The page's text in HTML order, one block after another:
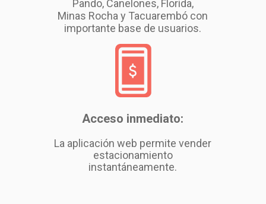
Pando, Canelones, Florida,
Minas Rocha y Tacuarembó con
importante base de usuarios.
Acceso inmediato:
La aplicación web permite vender
estacionamiento
instantáneamente.